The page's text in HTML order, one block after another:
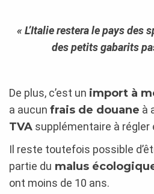
« L’Italie restera le pays des
des petits gabarits
De plus, c’est un import à
a aucun frais de douane à
TVA supplémentaire à régler
Il reste toutefois possible
partie du malus
ont moins de 10 ans.